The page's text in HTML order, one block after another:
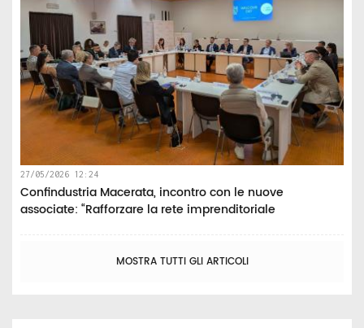
27/05/2026 12:24
Confindustria Macerata, incontro con le nuove
associate: “Rafforzare la rete imprenditoriale
MOSTRA TUTTI GLI ARTICOLI